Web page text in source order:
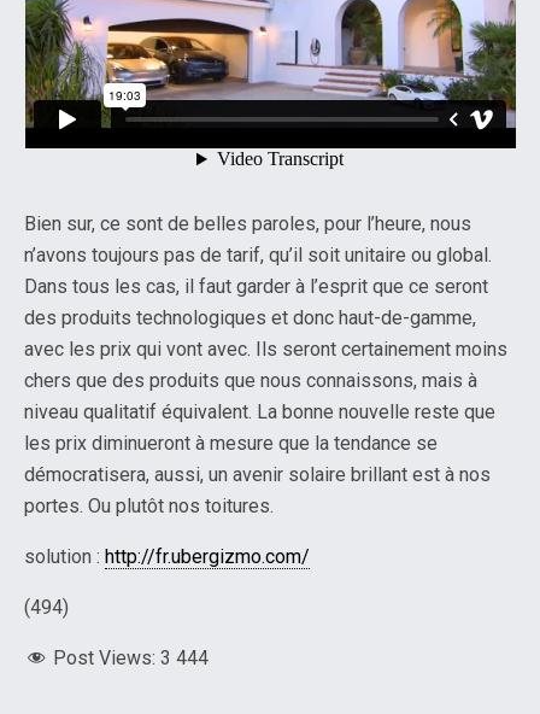
Bien sur, ce sont de belles paroles, pour l’heure, nous
n’avons toujours pas de tarif, qu’il soit unitaire ou global.
Dans tous les cas, il faut garder à l’esprit que ce seront
des produits technologiques et donc haut-de-gamme,
avec les prix qui vont avec. Ils seront certainement moins
chers que des produits que nous connaissons, mais à
niveau qualitatif équivalent. La bonne nouvelle reste que
les prix diminueront à mesure que la tendance se
démocratisera, aussi, un avenir solaire brillant est à nos
portes. Ou plutôt nos toitures.
solution : http://fr.ubergizmo.com/
(494)
Post Views: 3 444